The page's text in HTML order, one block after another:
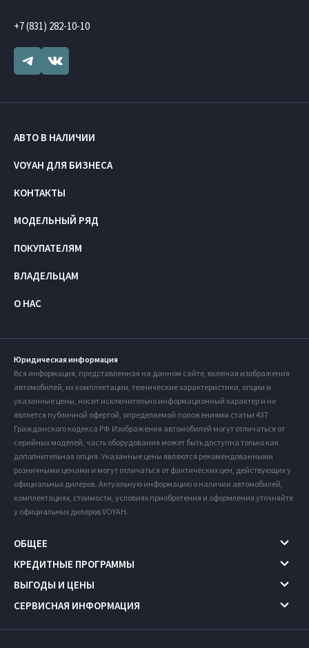
+7 (831) 282-10-10
АВТО В НАЛИЧИИ
VOYAH ДЛЯ БИЗНЕСА
КОНТАКТЫ
МОДЕЛЬНЫЙ РЯД
ПОКУПАТЕЛЯМ
ВЛАДЕЛЬЦАМ
О НАС
Юридическая информация
Вся информация, представленная на данном сайте, включая изображения
автомобилей, их комплектации, технические характеристики, опции и
указанные цены, носит исключительно информационный характер и не
является публичной офертой, определяемой положениями статьи 437
Гражданского кодекса РФ. Изображения автомобилей могут отличаться от
серийных моделей, часть оборудования может быть доступна только как
дополнительная опция. Указанные цены являются рекомендованными
розничными ценами и могут отличаться от фактических цен, действующих у
официальных дилеров. Актуальную информацию о наличии автомобилей,
комплектациях, стоимости, условиях приобретения и оформления уточняйте
у официальных дилеров VOYAH.
ОБЩЕЕ
КРЕДИТНЫЕ ПРОГРАММЫ
ВЫГОДЫ И ЦЕНЫ
СЕРВИСНАЯ ИНФОРМАЦИЯ